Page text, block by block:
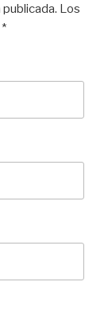
Los
*